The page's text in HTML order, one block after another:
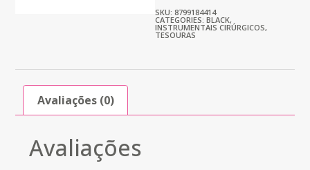
SKU: 8799184414
CATEGORIES: BLACK,
INSTRUMENTAIS CIRÚRGICOS,
TESOURAS
Avaliações (0)
Avaliações